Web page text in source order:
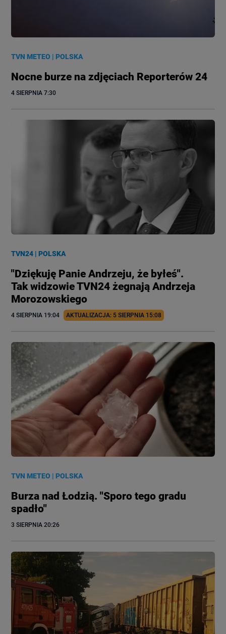
TVN METEO |POLSKA
Nocne burze na zdjęciach Reporterów 24
4 SIERPNIA 7:30
TVN24 |POLSKA
"Dziękuję Panie Andrzeju, że byłeś".
Tak widzowie TVN24 żegnają Andrzeja
Morozowskiego
4 SIERPNIA 19:04 AKTUALIZACJA: 5 SIERPNIA 15:08
TVN METEO |POLSKA
Burza nad Łodzią. "Sporo tego gradu
spadło"
3 SIERPNIA 20:26